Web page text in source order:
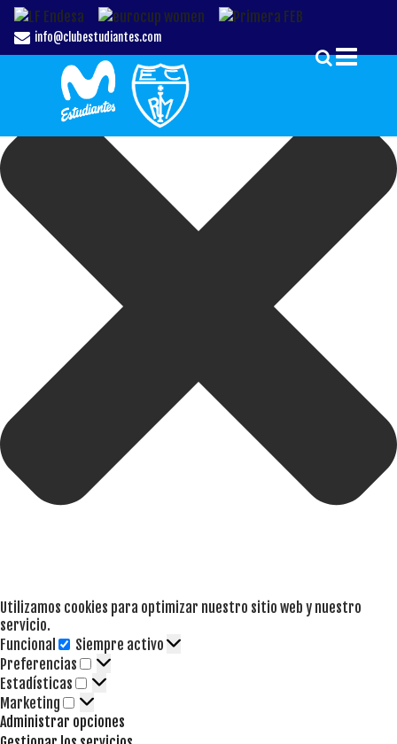
Gestionar el Consentimiento de las Cookies
Utilizamos cookies para optimizar nuestro sitio web y nuestro
servicio.
Funcional
Funcional
Siempre activo
Preferencias
Preferencias
Estadísticas Estadísticas
Marketing Marketing
Administrar opciones
info@clubestudiantes.com